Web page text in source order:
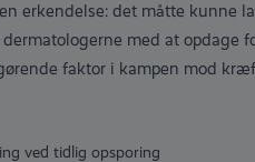
erkendelse: det måtte kunne
med at opdage
faktor i kampen mod
ved tidlig opsporing